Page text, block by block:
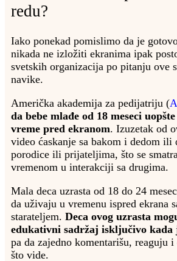
redu?
Iako ponekad pomislimo da je
nikada ne izložiti ekranima ipak
svetskih organizacija po pitanju ove
navike.
Američka akademija za pedijatriju (
da bebe mlađe od 18 meseci
vreme pred ekranom. Izuzetak od
video ćaskanje sa bakom i dedom ili
porodice ili prijateljima, što se
vremenom u interakciji sa drugima.
Mala deca uzrasta od 18 do 24
da uživaju u vremenu ispred ekrana
starateljem. Deca ovog uzrasta
edukativni sadržaj isključivo
pa da zajedno komentarišu, reaguju
što vide.